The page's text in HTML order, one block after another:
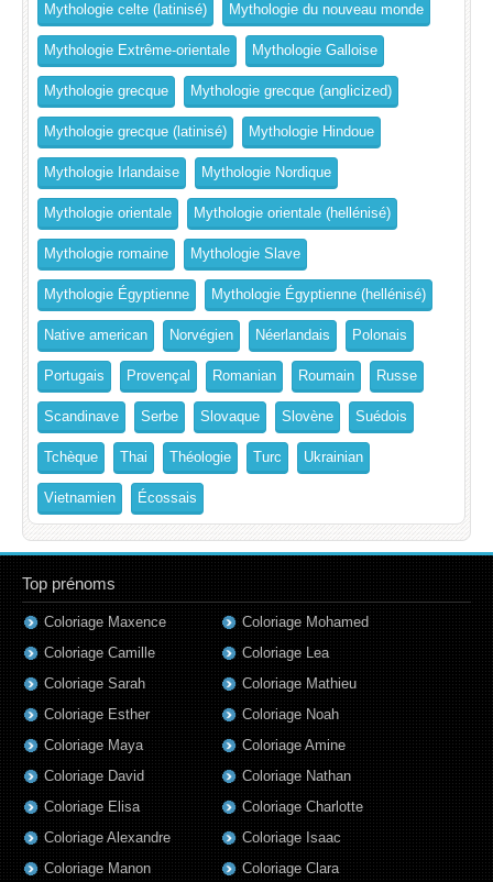
Mythologie celte (latinisé) Mythologie du nouveau monde
Mythologie Extrême-orientale Mythologie Galloise
Mythologie grecque Mythologie grecque (anglicized)
Mythologie grecque (latinisé) Mythologie Hindoue
Mythologie Irlandaise Mythologie Nordique
Mythologie orientale Mythologie orientale (hellénisé)
Mythologie romaine Mythologie Slave
Mythologie Égyptienne Mythologie Égyptienne (hellénisé)
Native american Norvégien Néerlandais Polonais
Portugais Provençal Romanian Roumain Russe
Scandinave Serbe Slovaque Slovène Suédois
Tchèque Thai Théologie Turc Ukrainian
Vietnamien Écossais
Top prénoms
Coloriage Maxence
Coloriage Camille
Coloriage Sarah
Coloriage Esther
Coloriage Maya
Coloriage David
Coloriage Elisa
Coloriage Alexandre
Coloriage Manon
Coloriage Mohamed
Coloriage Lea
Coloriage Mathieu
Coloriage Noah
Coloriage Amine
Coloriage Nathan
Coloriage Charlotte
Coloriage Isaac
Coloriage Clara